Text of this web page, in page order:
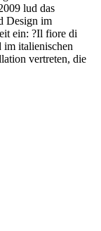
lud das
Design im
ein: ?Il fiore di
im italienischen
vertreten, die